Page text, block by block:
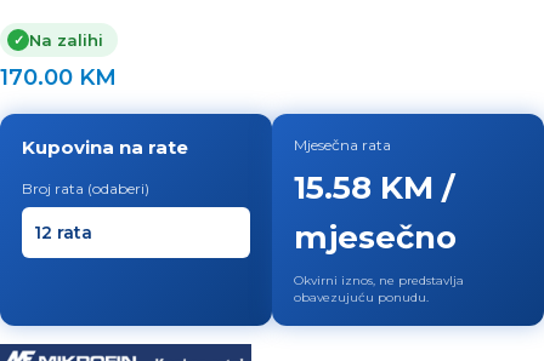
✓ Na zalihi
170.00 KM
Kupovina na rate
Broj rata (odaberi)
Mjesečna rata
15.58 KM /
mjesečno
Okvirni iznos, ne predstavlja
obavezujuću ponudu.